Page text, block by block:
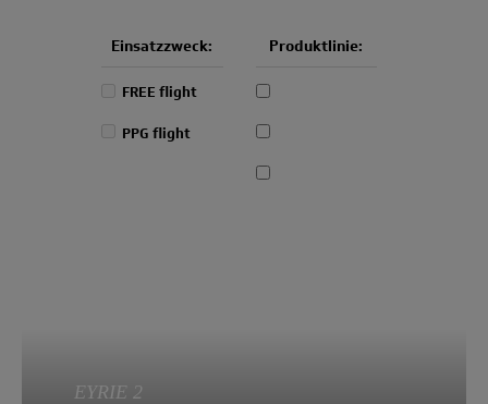
Einsatzzweck:
FREE flight
PPG flight
Produktlinie:
EYRIE 2